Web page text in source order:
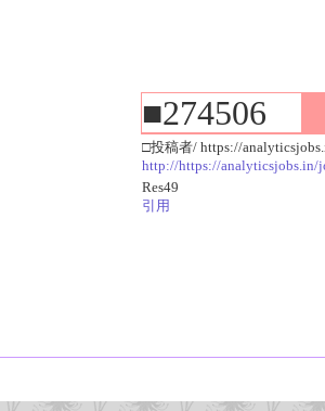
■274506
□投稿者/ https://
http://https://analyticsjobs.in/
Res49
引用